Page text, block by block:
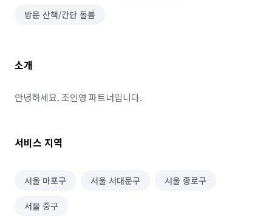
방문 산책/간단 돌봄
소개
안녕하세요. 조인영 파트너입니다.
서비스 지역
서울 마포구 서울 서대문구 서울 종로구
서울 중구